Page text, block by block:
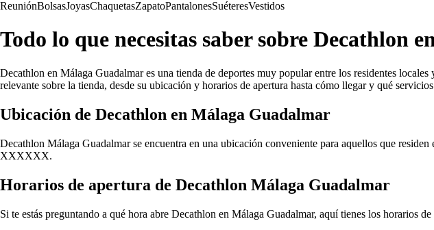
ReuniónBolsasJoyasChaquetasZapatoPantalonesSuéteresVestidos
Todo lo que necesitas saber sobre Decathlon
Decathlon en Málaga Guadalmar es una tienda de deportes muy popular entre los residentes
relevante sobre la tienda, desde su ubicación y horarios de apertura hasta cómo llegar y qué
Ubicación de Decathlon en Málaga Guadalmar
Decathlon Málaga Guadalmar se encuentra en una ubicación conveniente para aquellos que
XXXXXX.
Horarios de apertura de Decathlon Málaga Guadalmar
Si te estás preguntando a qué hora abre Decathlon en Málaga Guadalmar, aquí tienes los horarios de